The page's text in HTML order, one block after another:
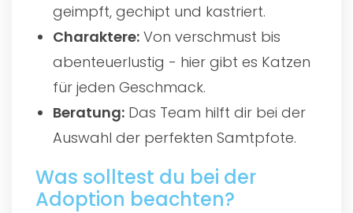
geimpft, gechipt und kastriert.
Charaktere: Von verschmust bis
abenteuerlustig - hier gibt es Katzen
für jeden Geschmack.
Beratung: Das Team hilft dir bei der
Auswahl der perfekten Samtpfote.
Was solltest du bei der
Adoption beachten?